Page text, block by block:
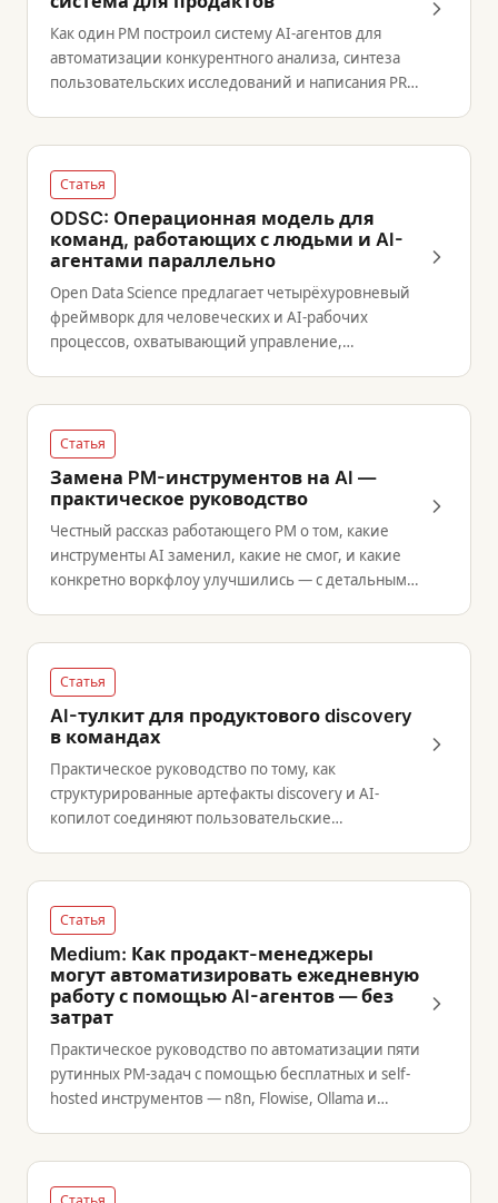
Как один PM построил систему AI-агентов для
автоматизации конкурентного анализа, синтеза
пользовательских исследований и написания PRD
Статья
ODSC: Операционная модель для
команд, работающих с людьми и AI-
агентами параллельно
Open Data Science предлагает четырёхуровневый
фреймворк для человеческих и AI-рабочих
процессов, охватывающий управление,
Статья
Замена PM-инструментов на AI —
практическое руководство
Честный рассказ работающего PM о том, какие
инструменты AI заменил, какие не смог, и какие
конкретно воркфлоу улучшились — с детальными
Статья
AI-тулкит для продуктового discovery
в командах
Практическое руководство по тому, как
структурированные артефакты discovery и AI-
копилот соединяют пользовательские
Статья
Medium: Как продакт-менеджеры
могут автоматизировать ежедневную
работу с помощью AI-агентов — без
затрат
Практическое руководство по автоматизации пяти
рутинных PM-задач с помощью бесплатных и self-
hosted инструментов — n8n, Flowise, Ollama и